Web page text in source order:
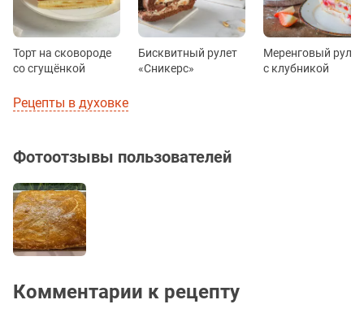
Торт на сковороде
со сгущёнкой
Бисквитный рулет
«Сникерс»
Меренговый рулет
с клубникой
Рецепты в духовке
Фотоотзывы пользователей
Комментарии к рецепту